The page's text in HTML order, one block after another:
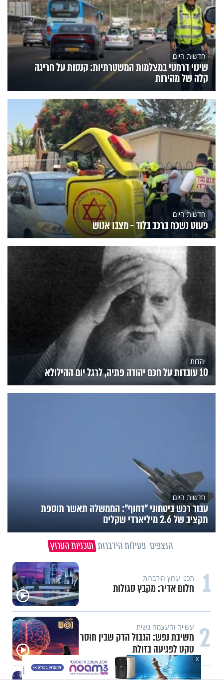
חדשות היום
שינוי דרמטי במצלמות המשטרתיות: קנסות על חריגה
קלה של מהירות
חדשות היום
פעוט נשכח ברכב בלוד - מצבו אנוש
יהדות
10 עובדות על חכם יהודה פתיה, לרגל יום ההילולא
חדשות היום
עבור רכש ביטחוני "דחוף": הממשלה תאשר תוספת
תקציב של 2.6 מיליארדי שקלים
הנצפים פעילות הידברות תוכניות הערוץ
1 תכני ערוץ הידברות
חלום אדיר: מקבץ סגולות
2 עשייה והעצמה נשית
משיבת נפש: הגבול הדק שבין חוסר
טקט לפגיעה בזולת
X